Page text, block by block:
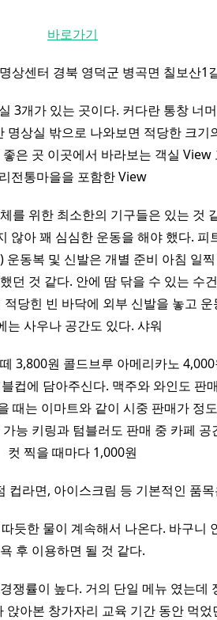
바로가기
상센터 경북 영덕군 병곡면 칠보산1
3개가 있는 곳이다. 커다란 통창 너
명상실 밖으로 나와보면 적당한 크기
은 곳 이곳에서 바라보는 객실 View
리전통마을을 포함한 View
를 위한 최소한의 기구들은 있는 것
않아 꽤 심심한 운동을 해야 했다. 피
운동복 및 신발은 개별 준비 아침 일
던 것 같다. 안에 땀 닦을 수 있는 수
당힌 빈 바닥에 외부 신발을 놓고
는 사우나 공간도 있다. 샤워
3,800원 콜드브루 아메리카노
컵에 담아주신다. 맥주와 와인도 판
때는 이마트와 같이 시중 판매가 정
능 키링과 텀블러도 판매 중 카페 공
컷 찍을 때마다 1,000원
컵라면, 아이스크림 등 기본적인 품
듯한 물이 계속해서 나온다. 바구니
욕 후 이용하면 될 것 같다.
쟁률이 높다. 거의 단일 메뉴 였는데
아본 창가자리 교육 기간 동안 먹었